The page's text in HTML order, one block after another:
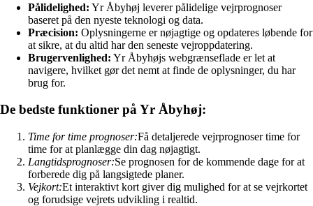
Pålidelighed: Yr Åbyhøj leverer pålidelige vejrprognoser
baseret på den nyeste teknologi og data.
Præcision: Oplysningerne er nøjagtige og opdateres løbende for
at sikre, at du altid har den seneste vejroppdatering.
Brugervenlighed: Yr Åbyhøjs webgrænseflade er let at
navigere, hvilket gør det nemt at finde de oplysninger, du har
brug for.
De bedste funktioner på Yr Åbyhøj:
Time for time prognoser:Få detaljerede vejrprognoser time for
time for at planlægge din dag nøjagtigt.
Langtidsprognoser:Se prognosen for de kommende dage for at
forberede dig på langsigtede planer.
Vejkort:Et interaktivt kort giver dig mulighed for at se vejrkortet
og forudsige vejrets udvikling i realtid.